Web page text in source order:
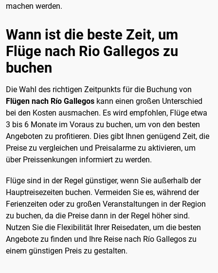
machen werden.
Wann ist die beste Zeit, um
Flüge nach Rio Gallegos zu
buchen
Die Wahl des richtigen Zeitpunkts für die Buchung von
Flügen nach Río Gallegos kann einen großen Unterschied
bei den Kosten ausmachen. Es wird empfohlen, Flüge etwa
3 bis 6 Monate im Voraus zu buchen, um von den besten
Angeboten zu profitieren. Dies gibt Ihnen genügend Zeit, die
Preise zu vergleichen und Preisalarme zu aktivieren, um
über Preissenkungen informiert zu werden.
Flüge sind in der Regel günstiger, wenn Sie außerhalb der
Hauptreisezeiten buchen. Vermeiden Sie es, während der
Ferienzeiten oder zu großen Veranstaltungen in der Region
zu buchen, da die Preise dann in der Regel höher sind.
Nutzen Sie die Flexibilität Ihrer Reisedaten, um die besten
Angebote zu finden und Ihre Reise nach Río Gallegos zu
einem günstigen Preis zu gestalten.